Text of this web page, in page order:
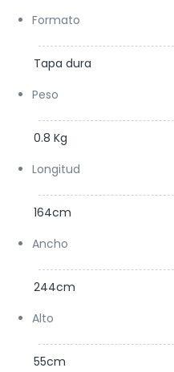
Formato
Tapa dura
Peso
0.8 Kg
Longitud
164cm
Ancho
244cm
Alto
55cm